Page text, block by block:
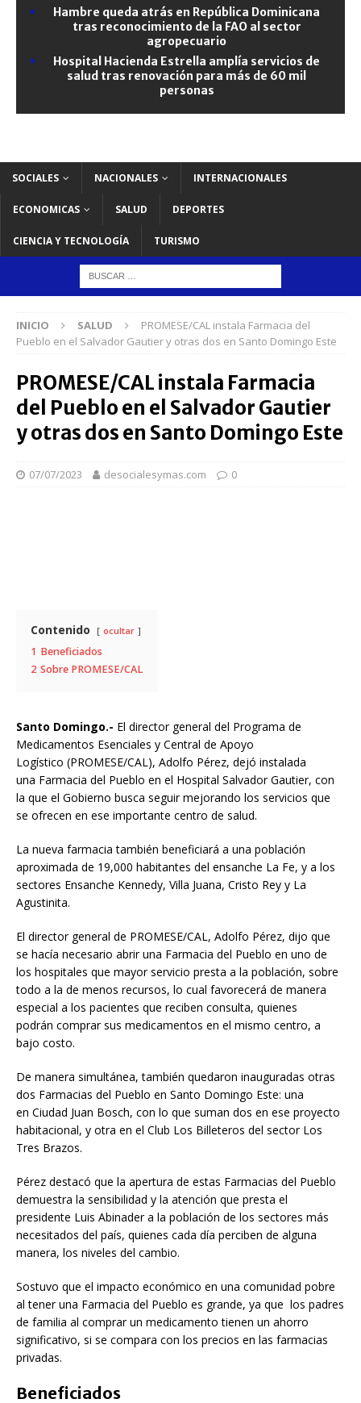
Hambre queda atrás en República Dominicana
tras reconocimiento de la FAO al sector
agropecuario
Hospital Hacienda Estrella amplía servicios de
salud tras renovación para más de 60 mil
personas
SOCIALES NACIONALES INTERNACIONALES
ECONOMICAS SALUD DEPORTES
CIENCIA Y TECNOLOGÍA TURISMO
INICIO SALUD
PROMESE/CAL instala Farmacia del
Pueblo en el Salvador Gautier y otras dos en Santo Domingo Este
PROMESE/CAL instala Farmacia
del Pueblo en el Salvador Gautier
y otras dos en Santo Domingo Este
07/07/2023 desocialesymas.com 0
Contenido ocultar
1 Beneficiados
2 Sobre PROMESE/CAL
Santo Domingo.- El director general del Programa de
Medicamentos Esenciales y Central de Apoyo
Logístico (PROMESE/CAL), Adolfo Pérez, dejó instalada
una Farmacia del Pueblo en el Hospital Salvador Gautier, con
la que el Gobierno busca seguir mejorando los servicios que
se ofrecen en ese importante centro de salud.
La nueva farmacia también beneficiará a una población
aproximada de 19,000 habitantes del ensanche La Fe, y a los
sectores Ensanche Kennedy, Villa Juana, Cristo Rey y La
Agustinita.
El director general de PROMESE/CAL, Adolfo Pérez, dijo que
se hacía necesario abrir una Farmacia del Pueblo en uno de
los hospitales que mayor servicio presta a la población, sobre
todo a la de menos recursos, lo cual favorecerá de manera
especial a los pacientes que reciben consulta, quienes
podrán comprar sus medicamentos en el mismo centro, a
bajo costo.
De manera simultánea, también quedaron inauguradas otras
dos Farmacias del Pueblo en Santo Domingo Este: una
en Ciudad Juan Bosch, con lo que suman dos en ese proyecto
habitacional, y otra en el Club Los Billeteros del sector Los
Tres Brazos.
Pérez destacó que la apertura de estas Farmacias del Pueblo
demuestra la sensibilidad y la atención que presta el
presidente Luis Abinader a la población de los sectores más
necesitados del país, quienes cada día perciben de alguna
manera, los niveles del cambio.
Sostuvo que el impacto económico en una comunidad pobre
al tener una Farmacia del Pueblo es grande, ya que los padres
de familia al comprar un medicamento tienen un ahorro
significativo, si se compara con los precios en las farmacias
privadas.
Beneficiados